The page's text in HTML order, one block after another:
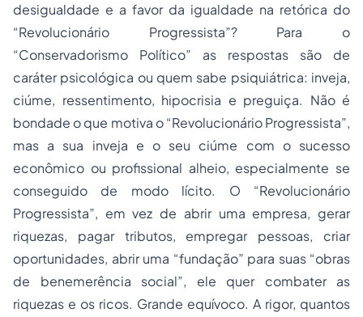
desigualdade e a favor da igualdade na retórica do
“Revolucionário Progressista”? Para o
“Conservadorismo Político” as respostas são de
caráter psicológica ou quem sabe psiquiátrica: inveja,
ciúme, ressentimento, hipocrisia e preguiça. Não é
bondade o que motiva o “Revolucionário Progressista”,
mas a sua inveja e o seu ciúme com o sucesso
econômico ou profissional alheio, especialmente se
conseguido de modo lícito. O “Revolucionário
Progressista”, em vez de abrir uma empresa, gerar
riquezas, pagar tributos, empregar pessoas, criar
oportunidades, abrir uma “fundação” para suas “obras
de benemerência social”, ele quer combater as
riquezas e os ricos. Grande equívoco. A rigor, quantos